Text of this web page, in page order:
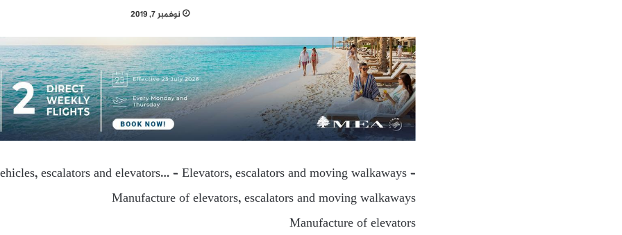
نوفمبر 7, 2019
escalators and elevators… – Elevators, escalators and moving walkaways –
Manufacture of elevators, escalators and moving walkaways
Manufacture of elevators